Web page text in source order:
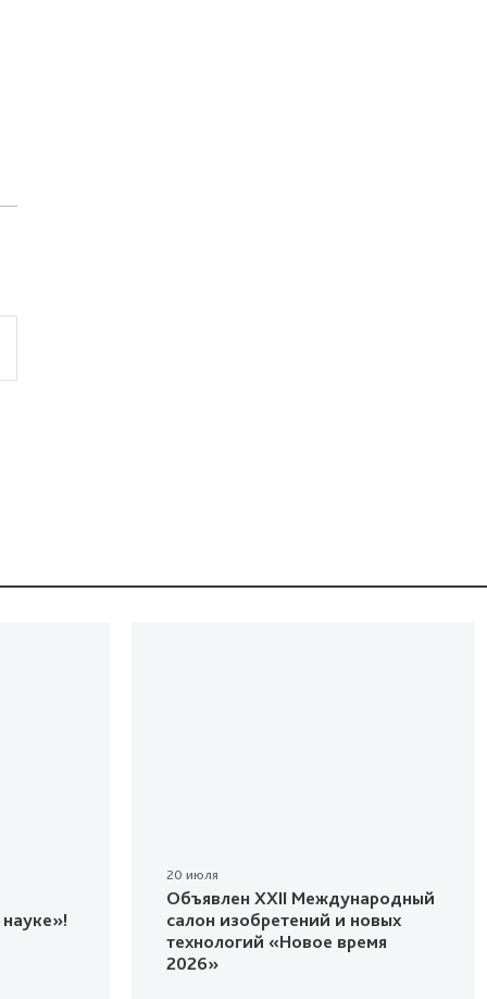
20 июля
Объявлен XXII Международный
салон изобретений и новых
технологий «Новое время
2026»